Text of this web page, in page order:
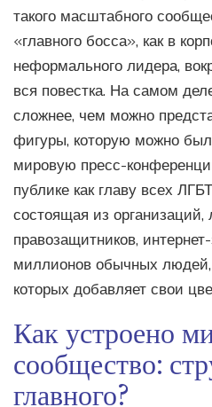
такого масштабного
«главного босса», как в
неформального лидера,
вся повестка. На самом
сложнее, чем можно
фигуры, которую можно
мировую пресс-
публике как главу всех
состоящая из организаций,
правозащитников,
миллионов обычных людей,
которых добавляет свои
Как устроено
сообщество:
главного?